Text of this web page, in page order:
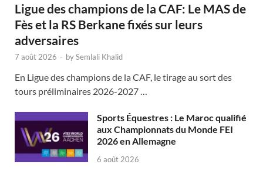
Ligue des champions de la CAF: Le MAS de
Fès et la RS Berkane fixés sur leurs
adversaires
7 août 2026 - bySemlali Khalid
En Ligue des champions de la CAF, le tirage au sort des
tours préliminaires 2026-2027 …
Sports Équestres : Le Maroc qualifié
aux Championnats du Monde FEI
2026 en Allemagne
6 août 2026